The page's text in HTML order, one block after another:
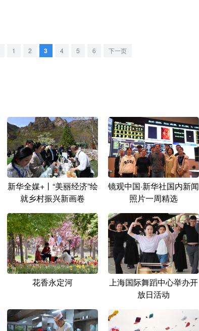
1 2 3 4 5 6 下一页
新华全媒+丨“美丽经济”绘
就乡村振兴新画卷
镜观中国·新华社国内新闻
照片一周精选
花香永定河
上海国际舞蹈中心举办开
放日活动